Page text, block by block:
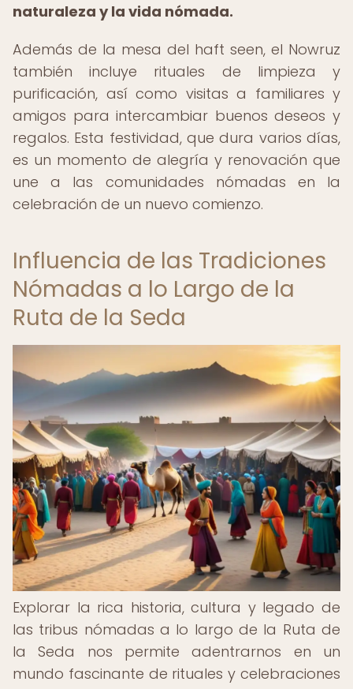
naturaleza y la vida nómada.
Además de la mesa del haft seen, el Nowruz
también incluye rituales de limpieza y
purificación, así como visitas a familiares y
amigos para intercambiar buenos deseos y
regalos. Esta festividad, que dura varios días,
es un momento de alegría y renovación que
une a las comunidades nómadas en la
celebración de un nuevo comienzo.
Influencia de las Tradiciones
Nómadas a lo Largo de la
Ruta de la Seda
Explorar la rica historia, cultura y legado de
las tribus nómadas a lo largo de la Ruta de
la Seda nos permite adentrarnos en un
mundo fascinante de rituales y celebraciones